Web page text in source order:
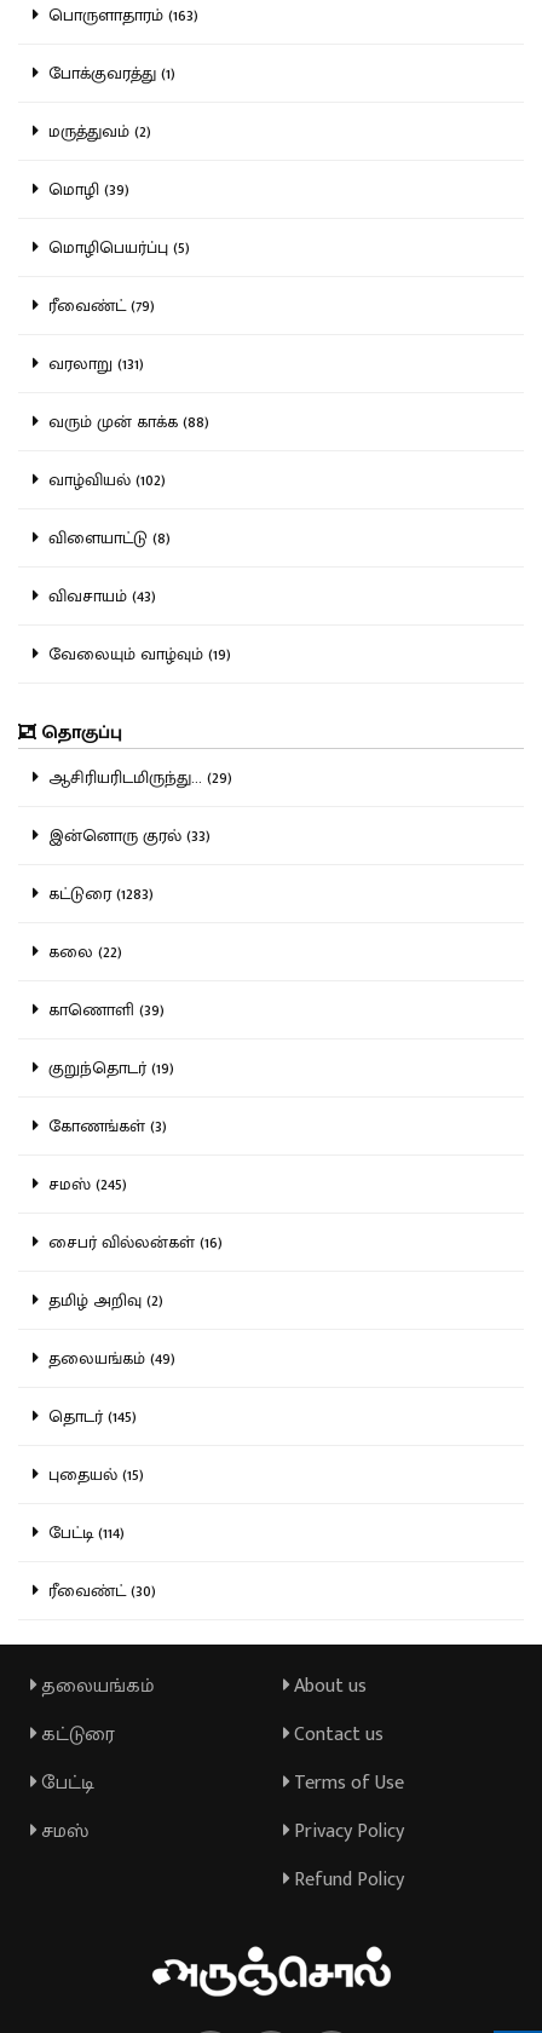
பொருளாதாரம் (163)
போக்குவரத்து (1)
மருத்துவம் (2)
மொழி (39)
மொழிபெயர்ப்பு (5)
ரீவைண்ட் (79)
வரலாறு (131)
வரும் முன் காக்க (88)
வாழ்வியல் (102)
விளையாட்டு (8)
விவசாயம் (43)
வேலையும் வாழ்வும் (19)
தொகுப்பு
ஆசிரியரிடமிருந்து... (29)
இன்னொரு குரல் (33)
கட்டுரை (1283)
கலை (22)
காணொளி (39)
குறுந்தொடர் (19)
கோணங்கள் (3)
சமஸ் (245)
சைபர் வில்லன்கள் (16)
தமிழ் அறிவு (2)
தலையங்கம் (49)
தொடர் (145)
புதையல் (15)
பேட்டி (114)
ரீவைண்ட் (30)
தலையங்கம்
கட்டுரை
பேட்டி
சமஸ்
About us
Contact us
Terms of Use
Privacy Policy
Refund Policy